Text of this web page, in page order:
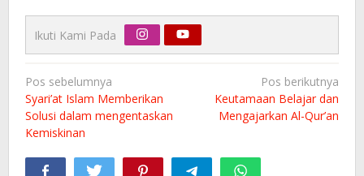
Ikuti Kami Pada
Navigasi
pos
Pos sebelumnya
Syari’at Islam Memberikan
Solusi dalam mengentaskan
Kemiskinan
Pos berikutnya
Keutamaan Belajar dan
Mengajarkan Al-Qur’an